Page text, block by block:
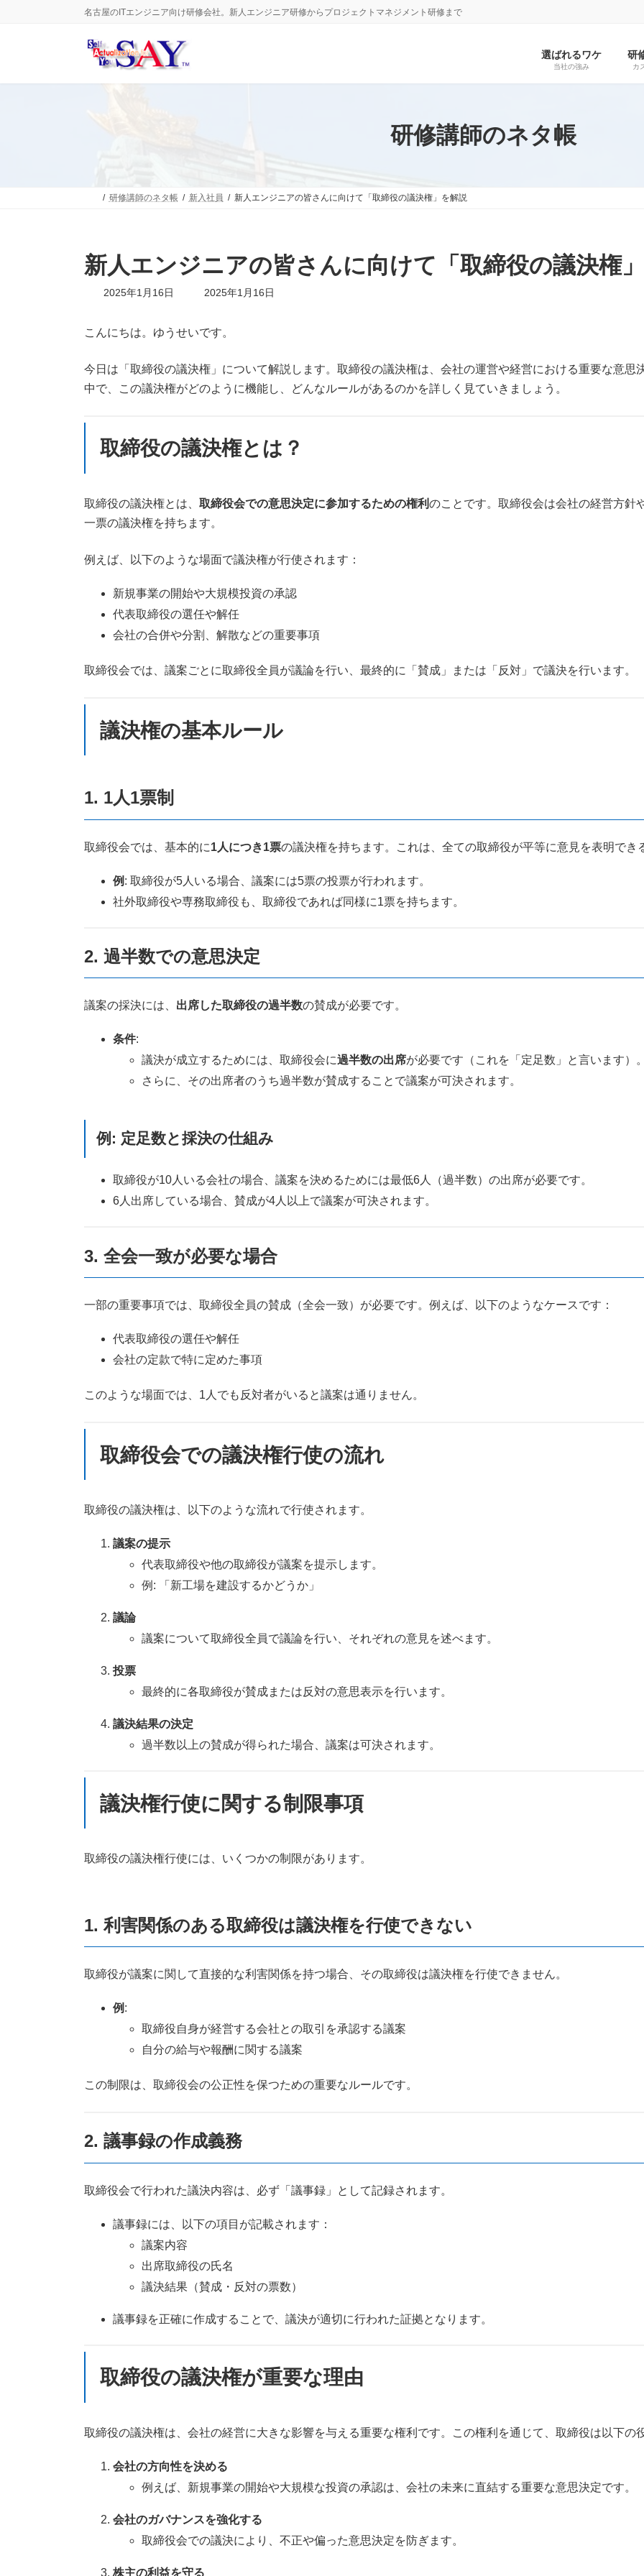
へ
ョ
名古屋のITエンジニア向け研修会社。新人エンジニア研修からプロジェクトマネジメント研修まで
選ばれるワケ
当社の強み
研
カ
研修講師のネタ帳
研修講師のネタ帳 新入社員 新人エンジニアの皆さんに向けて「取締役の議決権」を解説
新人エンジニアの皆さんに向けて「取締役の議決権
2025年1月16日
最
新
:
2025年1月16日
こんにちは。ゆうせいです。
今日は「取締役の議決権」について解説します。取締役の議決権は、会社の運営や経営における重要な意思
中で、この議決権がどのように機能し、どんなルールがあるのかを詳しく見ていきましょう。
取締役の議決権とは？
取締役の議決権とは、 取締役会での意思決定に参加するための権利のことです。取締役会は会社の経営方針
一票の議決権を持ちます。
例えば、以下のような場面で議決権が行使されます：
新規事業の開始や大規模投資の承認
代表取締役の選任や解任
会社の合併や分割、解散などの重要事項
取締役会では、議案ごとに取締役全員が議論を行い、最終的に「賛成」または「反対」で議決を行います。
議決権の基本ルール
1. 1人1票制
取締役会では、基本的に1人につき1票の議決権を持ちます。これは、全ての取締役が平等に意見を表明でき
例 : 取締役が5人いる場合、議案には5票の投票が行われます。
社外取締役や専務取締役も、取締役であれば同様に1票を持ちます。
2. 過半数での意思決定
議案の採決には、 出席した取締役の過半数の賛成が必要です。
条件:
議決が成立するためには、取締役会に過半数の出席が必要です（これを「定足数」と言います）。
さらに、その出席者のうち過半数が賛成することで議案が可決されます。
例: 定足数と採決の仕組み
取締役が10人いる会社の場合、議案を決めるためには最低6人（過半数）の出席が必要です。
6人出席している場合、賛成が4人以上で議案が可決されます。
3. 全会一致が必要な場合
一部の重要事項では、取締役全員の賛成（全会一致）が必要です。例えば、以下のようなケースです：
代表取締役の選任や解任
会社の定款で特に定めた事項
このような場面では、1人でも反対者がいると議案は通りません。
取締役会での議決権行使の流れ
取締役の議決権は、以下のような流れで行使されます。
議案の提示
代表取締役や他の取締役が議案を提示します。
例: 「新工場を建設するかどうか」
議論
議案について取締役全員で議論を行い、それぞれの意見を述べます。
投票
最終的に各取締役が賛成または反対の意思表示を行います。
議決結果の決定
過半数以上の賛成が得られた場合、議案は可決されます。
議決権行使に関する制限事項
取締役の議決権行使には、いくつかの制限があります。
1.利害関係のある取締役は議決権を行使できない
取締役が議案に関して直接的な利害関係を持つ場合、その取締役は議決権を行使できません。
例 :
取締役自身が経営する会社との取引を承認する議案
自分の給与や報酬に関する議案
この制限は、取締役会の公正性を保つための重要なルールです。
2. 議事録の作成義務
取締役会で行われた議決内容は、必ず「議事録」として記録されます。
議事録には、以下の項目が記載されます：
議案内容
出席取締役の氏名
議決結果（賛成・反対の票数）
議事録を正確に作成することで、議決が適切に行われた証拠となります。
取締役の議決権が重要な理由
取締役の議決権は、会社の経営に大きな影響を与える重要な権利です。この権利を通じて、取締役は以下の
会社の方向性を決める
例えば、新規事業の開始や大規模な投資の承認は、会社の未来に直結する重要な意思決定です。
会社のガバナンスを強化する
取締役会での議決により、不正や偏った意思決定を防ぎます。
株主の利益を守る